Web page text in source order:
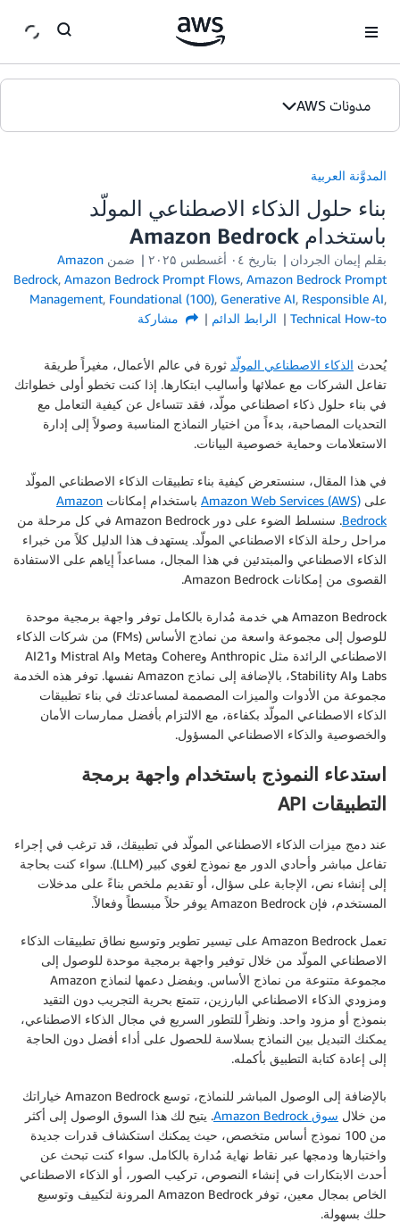
مدونات AWS
الصفحة الرئيسية
الإصدارات
المدوَّنة العربية
بناء حلول الذكاء الاصطناعي المولّد
باستخدام Amazon Bedrock
بقلم إيمان الجردان بتاريخ ۰٤ أغسطس ۲۰۲۵ ضمن Amazon
Bedrock, Amazon Bedrock Prompt Flows, Amazon Bedrock Prompt
Management, Foundational (100), Generative AI, Responsible AI,
Technical How-to
الرابط الدائم مشاركة
يُحدث الذكاء الاصطناعي المولّد ثورة في عالم الأعمال، مغيراً طريقة
تفاعل الشركات مع عملائها وأساليب ابتكارها. إذا كنت تخطو أولى خطواتك
في بناء حلول ذكاء اصطناعي مولّد، فقد تتساءل عن كيفية التعامل مع
التحديات المصاحبة، بدءاً من اختيار النماذج المناسبة وصولاً إلى إدارة
الاستعلامات وحماية خصوصية البيانات.
في هذا المقال، سنستعرض كيفية بناء تطبيقات الذكاء الاصطناعي المولّد
على Amazon Web Services (AWS) باستخدام إمكانات Amazon
Bedrock
. سنسلط الضوء على دور Amazon Bedrock في كل مرحلة من
مراحل رحلة الذكاء الاصطناعي المولّد. يستهدف هذا الدليل كلاً من خبراء
الذكاء الاصطناعي والمبتدئين في هذا المجال، مساعداً إياهم على الاستفادة
القصوى من إمكانات Amazon Bedrock.
Amazon Bedrock هي خدمة مُدارة بالكامل توفر واجهة برمجية موحدة
للوصول إلى مجموعة واسعة من نماذج الأساس (FMs) من شركات الذكاء
الاصطناعي الرائدة مثل Anthropic وCohere وMeta وMistral AI وAI21
Labs وStability AI، بالإضافة إلى نماذج Amazon نفسها. توفر هذه الخدمة
مجموعة من الأدوات والميزات المصممة لمساعدتك في بناء تطبيقات
الذكاء الاصطناعي المولّد بكفاءة، مع الالتزام بأفضل ممارسات الأمان
والخصوصية والذكاء الاصطناعي المسؤول.
استدعاء النموذج باستخدام واجهة برمجة
التطبيقات API
عند دمج ميزات الذكاء الاصطناعي المولّد في تطبيقك، قد ترغب في إجراء
تفاعل مباشر وأحادي الدور مع نموذج لغوي كبير (LLM). سواء كنت بحاجة
إلى إنشاء نص، الإجابة على سؤال، أو تقديم ملخص بناءً على مدخلات
المستخدم، فإن Amazon Bedrock يوفر حلاً مبسطاً وفعالاً.
تعمل Amazon Bedrock على تيسير تطوير وتوسيع نطاق تطبيقات الذكاء
الاصطناعي المولّد من خلال توفير واجهة برمجية موحدة للوصول إلى
مجموعة متنوعة من نماذج الأساس. وبفضل دعمها لنماذج Amazon
ومزودي الذكاء الاصطناعي البارزين، تتمتع بحرية التجريب دون التقيد
بنموذج أو مزود واحد. ونظراً للتطور السريع في مجال الذكاء الاصطناعي،
يمكنك التبديل بين النماذج بسلاسة للحصول على أداء أفضل دون الحاجة
إلى إعادة كتابة التطبيق بأكمله.
بالإضافة إلى الوصول المباشر للنماذج، توسع Amazon Bedrock خياراتك
من خلال سوق Amazon Bedrock
. يتيح لك هذا السوق الوصول إلى أكثر
من 100 نموذج أساس متخصص، حيث يمكنك استكشاف قدرات جديدة
واختبارها ودمجها عبر نقاط نهاية مُدارة بالكامل. سواء كنت تبحث عن
أحدث الابتكارات في إنشاء النصوص، تركيب الصور، أو الذكاء الاصطناعي
الخاص بمجال معين، توفر Amazon Bedrock المرونة لتكييف وتوسيع
حلك بسهولة.